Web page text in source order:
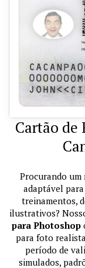
Cartão de
Procurando
adaptável
treinamentos,
ilustrativos?
para Photoshop
para foto
período de
simulados,